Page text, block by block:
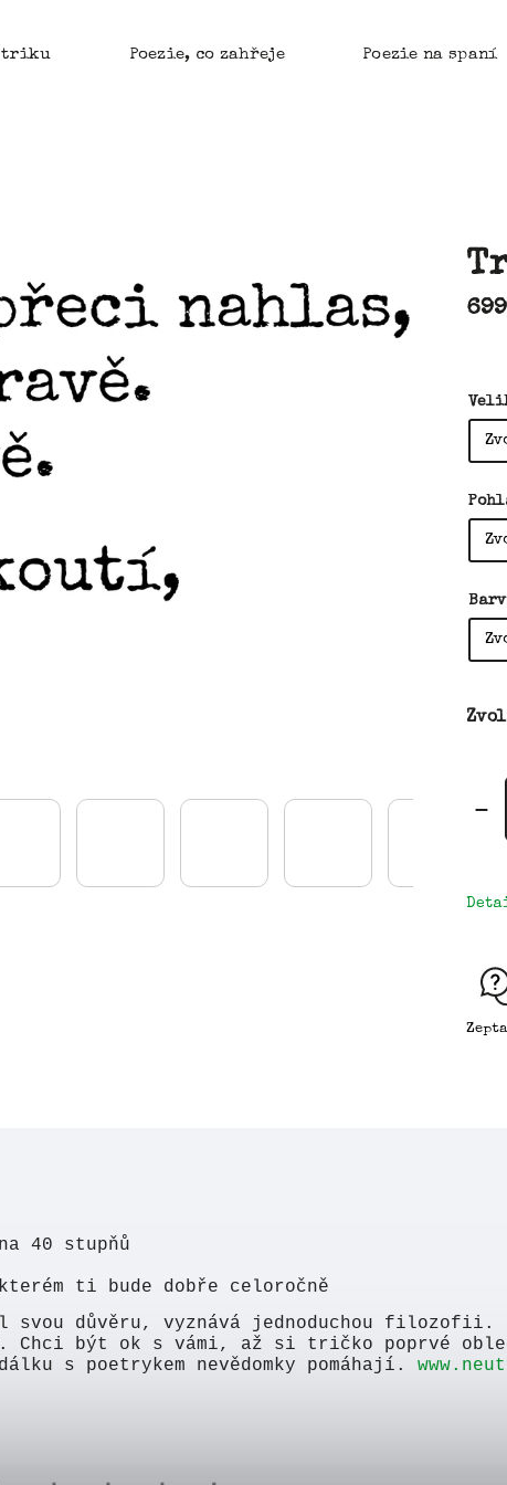
triku Poezie, co zahřeje Poezie na spaní
40 stupňů
ti bude dobře celoročně
důvěru, vyznává jednoduchou filozofii.
Chci být ok s vámi, až si tričko poprvé
s poetrykem nevědomky pomáhají.